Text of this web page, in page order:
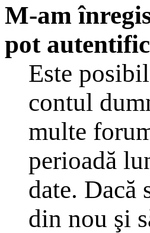
M-am
pot
Este
contul
multe
perioadă
date. Dacă
din nou şi